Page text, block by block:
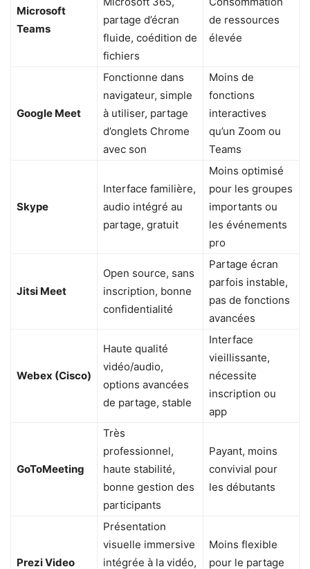
Microsoft
Teams
partage d’écran
fluide, coédition de
fichiers
de ressources
élevée
Google Meet
Fonctionne dans
navigateur, simple
à utiliser, partage
d’onglets Chrome
avec son
Moins de
fonctions
interactives
qu’un Zoom ou
Teams
Skype
Interface familière,
audio intégré au
partage, gratuit
Moins optimisé
pour les groupes
importants ou
les événements
pro
Jitsi Meet
Open source, sans
inscription, bonne
confidentialité
Partage écran
parfois instable,
pas de fonctions
avancées
Webex (Cisco)
Haute qualité
vidéo/audio,
options avancées
de partage, stable
Interface
vieillissante,
nécessite
inscription ou
app
GoToMeeting
Très
professionnel,
haute stabilité,
bonne gestion des
participants
Payant, moins
convivial pour
les débutants
Prezi Video
Présentation
visuelle immersive
intégrée à la vidéo,
Moins flexible
pour le partage